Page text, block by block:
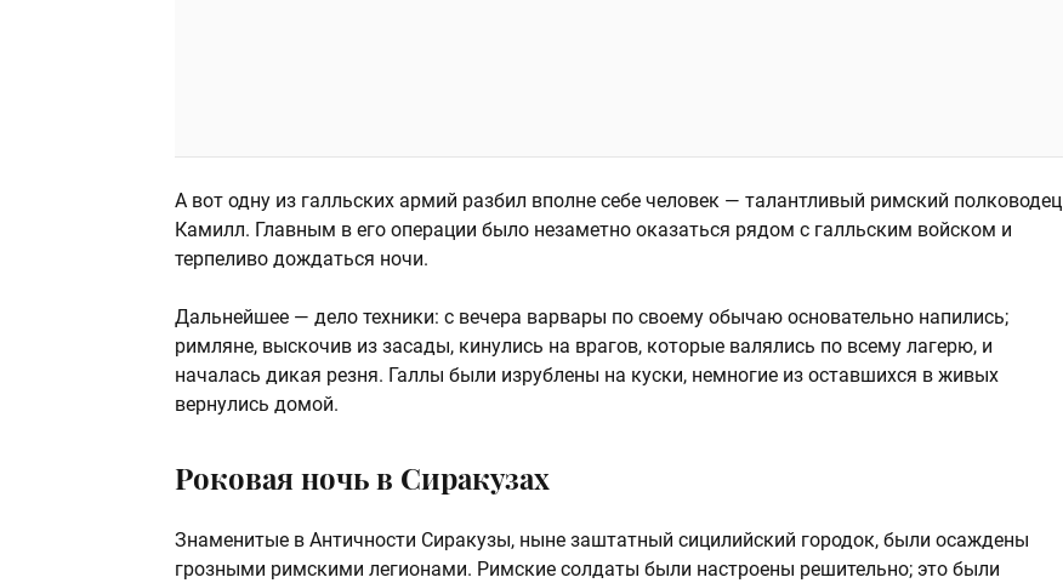
А вот одну из галльских армий разбил вполне себе человек — талантливый римский полководец
Камилл. Главным в его операции было незаметно оказаться рядом с галльским войском и
терпеливо дождаться ночи.
Дальнейшее — дело техники: с вечера варвары по своему обычаю основательно напились;
римляне, выскочив из засады, кинулись на врагов, которые валялись по всему лагерю, и
началась дикая резня. Галлы были изрублены на куски, немногие из оставшихся в живых
вернулись домой.
Роковая ночь в Сиракузах
Знаменитые в Античности Сиракузы, ныне заштатный сицилийский городок, были осаждены
грозными римскими легионами. Римские солдаты были настроены решительно; это были